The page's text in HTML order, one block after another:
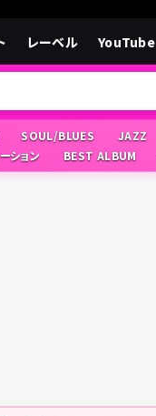
レーベル YouTube
SOUL/BLUES JAZZ
ション BEST ALBUM